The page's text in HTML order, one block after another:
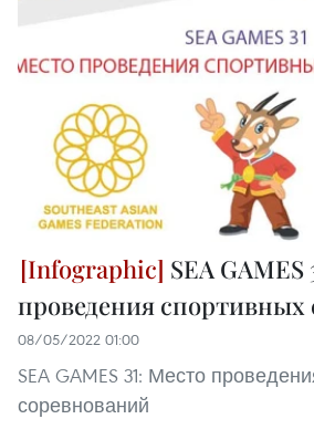
SEA
проведения спортивных
08/05/2022 01:00
SEA GAMES 31: Место
соревнований